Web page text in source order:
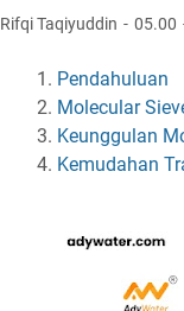
Rifqi Taqiyuddin 05.00
Pendahuluan
Molecular
Keunggulan
Kemudahan